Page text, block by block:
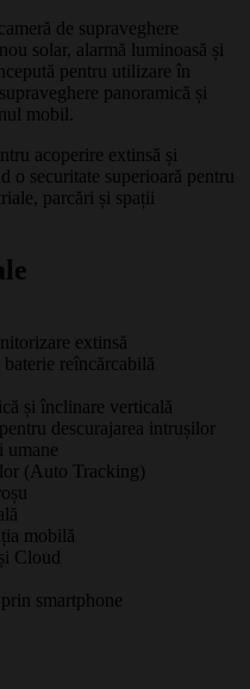
de supraveghere
solar, alarmă luminoasă și
pentru utilizare în
panoramică și
mobil.
acoperire extinsă și
o securitate superioară pentru
parcări și spații
extinsă
reîncărcabilă
și înclinare verticală
descurajarea intrușilor
umane
(Auto Tracking)
mobilă
Cloud
smartphone